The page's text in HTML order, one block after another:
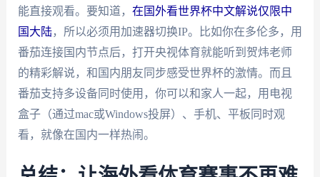
能直接观看。要知道， 在国外看世界杯中文解说仅限中
国大陆，所以必须用加速器切换IP。比如你在多伦多，用
番茄连接国内节点后，打开央视体育就能听到贺炜老师
的精彩解说，和国内朋友同步感受世界杯的激情。而且
番茄支持多设备同时使用，你可以和家人一起，用电视
盒子（通过mac或Windows投屏）、手机、平板同时观
看，就像在国内一样热闹。